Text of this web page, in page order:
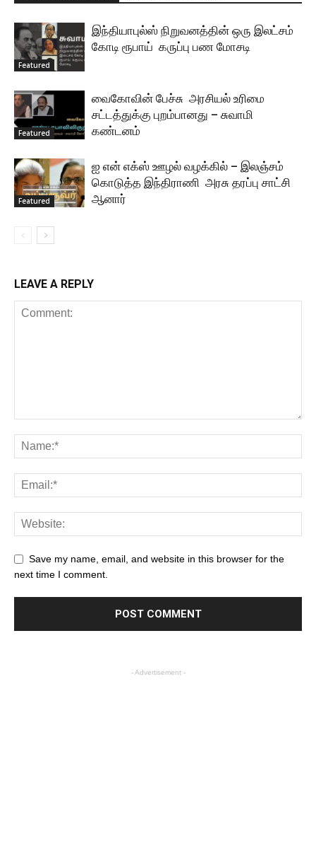
Featured
இந்தியாபுல்ஸ் நிறுவனத்தின் ஒரு இலட்சம்
கோடி ரூபாய் கருப்பு பண மோசடி
Featured
வைகோவின் பேச்சு அரசியல் உரிமை
சட்டத்துக்கு புறம்பானது – சுவாமி
கண்டனம்
Featured
ஐ என் எக்ஸ் ஊழல் வழக்கில் – இலஞ்சம்
கொடுத்த இந்திராணி அரசு தரப்பு சாட்சி
ஆனார்
LEAVE A REPLY
Save my name, email, and website in this browser for the
next time I comment.
- Advertisement -